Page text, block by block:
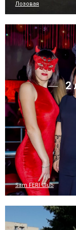
Лозовая
2
Sam FERI Club